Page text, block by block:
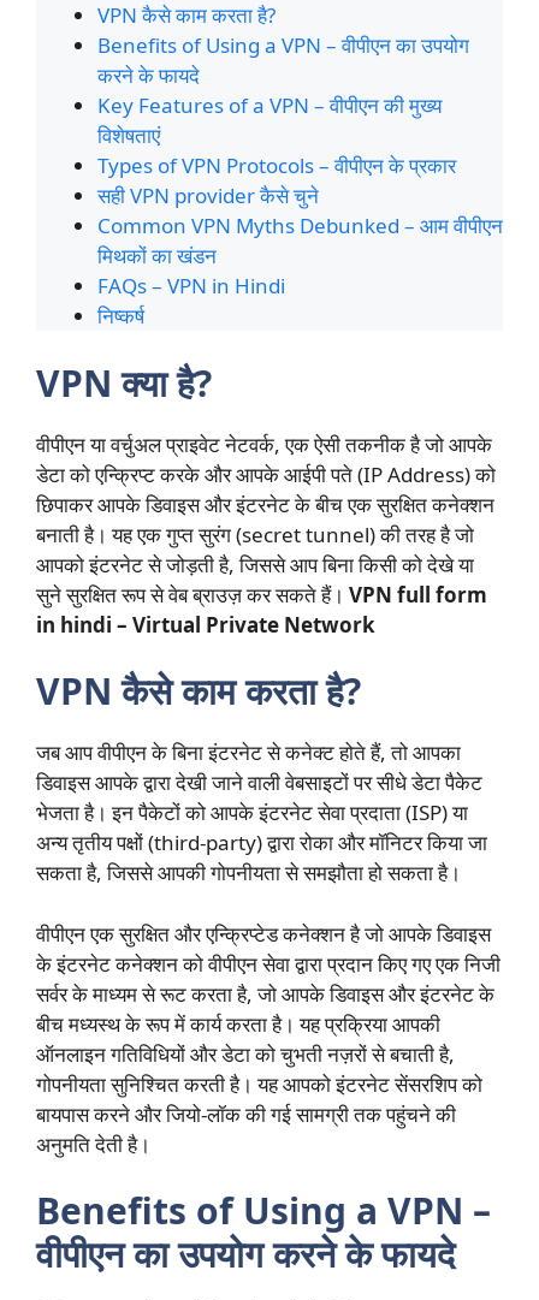
VPN कैसे काम करता है?
Benefits of Using a VPN – वीपीएन का उपयोग
करने के फायदे
Key Features of a VPN – वीपीएन की मुख्य
विशेषताएं
Types of VPN Protocols – वीपीएन के प्रकार
सही VPN provider कैसे चुने
Common VPN Myths Debunked – आम वीपीएन
मिथकों का खंडन
FAQs – VPN in Hindi
निष्कर्ष
VPN क्या है?
वीपीएन या वर्चुअल प्राइवेट नेटवर्क, एक ऐसी तकनीक है जो आपके
डेटा को एन्क्रिप्ट करके और आपके आईपी पते (IP Address) को
छिपाकर आपके डिवाइस और इंटरनेट के बीच एक सुरक्षित कनेक्शन
बनाती है। यह एक गुप्त सुरंग (secret tunnel) की तरह है जो
आपको इंटरनेट से जोड़ती है, जिससे आप बिना किसी को देखे या
सुने सुरक्षित रूप से वेब ब्राउज़ कर सकते हैं। VPN full form
in hindi – Virtual Private Network
VPN कैसे काम करता है?
जब आप वीपीएन के बिना इंटरनेट से कनेक्ट होते हैं, तो आपका
डिवाइस आपके द्वारा देखी जाने वाली वेबसाइटों पर सीधे डेटा पैकेट
भेजता है। इन पैकेटों को आपके इंटरनेट सेवा प्रदाता (ISP) या
अन्य तृतीय पक्षों (third-party) द्वारा रोका और मॉनिटर किया जा
सकता है, जिससे आपकी गोपनीयता से समझौता हो सकता है।
वीपीएन एक सुरक्षित और एन्क्रिप्टेड कनेक्शन है जो आपके डिवाइस
के इंटरनेट कनेक्शन को वीपीएन सेवा द्वारा प्रदान किए गए एक निजी
सर्वर के माध्यम से रूट करता है, जो आपके डिवाइस और इंटरनेट के
बीच मध्यस्थ के रूप में कार्य करता है। यह प्रक्रिया आपकी
ऑनलाइन गतिविधियों और डेटा को चुभती नज़रों से बचाती है,
गोपनीयता सुनिश्चित करती है। यह आपको इंटरनेट सेंसरशिप को
बायपास करने और जियो-लॉक की गई सामग्री तक पहुंचने की
अनुमति देती है।
Benefits of Using a VPN –
वीपीएन का उपयोग करने के फायदे